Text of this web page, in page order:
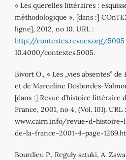
« Les querelles littéraires :
méthodologique », [dans :]
ligne], 2012, no 10. URL :
http://contextes.revues.org/5005
10.4000/contextes.5005.
Bivort O., « Les „vies absentes” de
et de Marceline
[dans :] Revue d’histoire littéraire
France, 2001, no 4, (Vol. 101). URL :
www.cairn.info/
Bourdieu P., Reguły sztuki, A.